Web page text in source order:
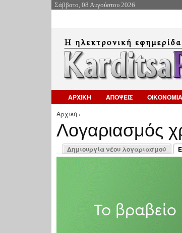
Σάββατο, 08 Αυγούστου 2026
ΑΡΧΙΚΗ ΑΠΟΨΕΙΣ
Είστε εδώ
Αρχική ›
Λογαριασμός
Πρωτεύουσες καρτέλες
Δημιουργία νέου λογαριασμού